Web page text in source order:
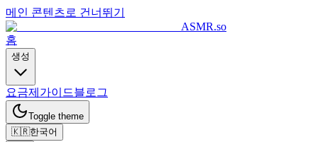
메인 콘텐츠로 건너뛰기
ASMR.so
홈
생성
요금제 가이드블로그
Toggle theme
🇰🇷한국어